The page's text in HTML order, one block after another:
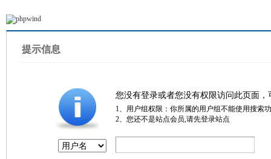
提示信息
您没有登录或者您没有权限访问此页面
1、用户组权限：你所属的用户组不能使用搜索
2、您还不是站点会员,请先登录站点